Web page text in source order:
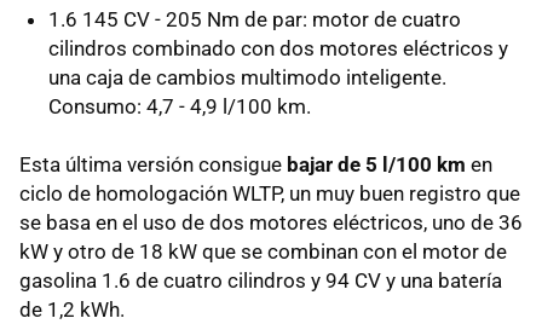
1.6 145 CV - 205 Nm de par: motor de cuatro
cilindros combinado con dos motores eléctricos y
una caja de cambios multimodo inteligente.
Consumo: 4,7 - 4,9 l/100 km.
Esta última versión consigue bajar de 5 l/100 km en
ciclo de homologación WLTP, un muy buen registro que
se basa en el uso de dos motores eléctricos, uno de 36
kW y otro de 18 kW que se combinan con el motor de
gasolina 1.6 de cuatro cilindros y 94 CV y una batería
de 1,2 kWh.